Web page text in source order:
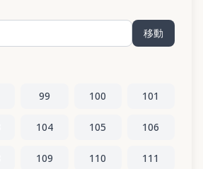
移動
99 100 101
104 105 106
109 110 111